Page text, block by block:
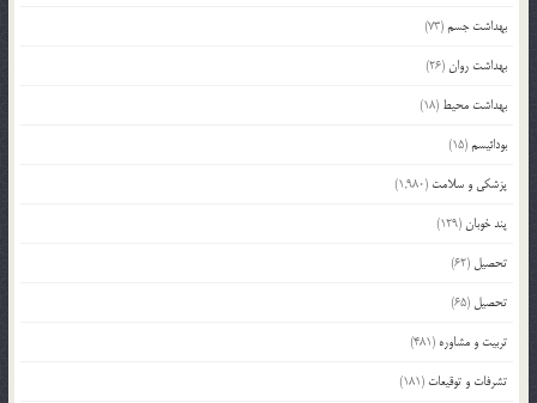
بهداشت جسم(73)
بهداشت روان(26)
بهداشت محیط (18)
بودائیسم(15)
پزشکی و سلامت (1,980)
پند خوبان(129)
تحصیل (62)
تحصیل (65)
تربیت و مشاوره (481)
تشرفات و توقیعات (181)